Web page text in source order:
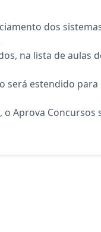
dos
na lista de aulas
será estendido para
Aprova Concursos